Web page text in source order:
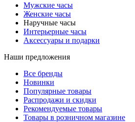
Мужские часы
Женские часы
Наручные часы
Интерьерные часы
Аксессуары и подарки
Наши предложения
Все бренды
Новинки
Популярные товары
Распродажи и скидки
Рекомендуемые товары
Товары в розничном магазине